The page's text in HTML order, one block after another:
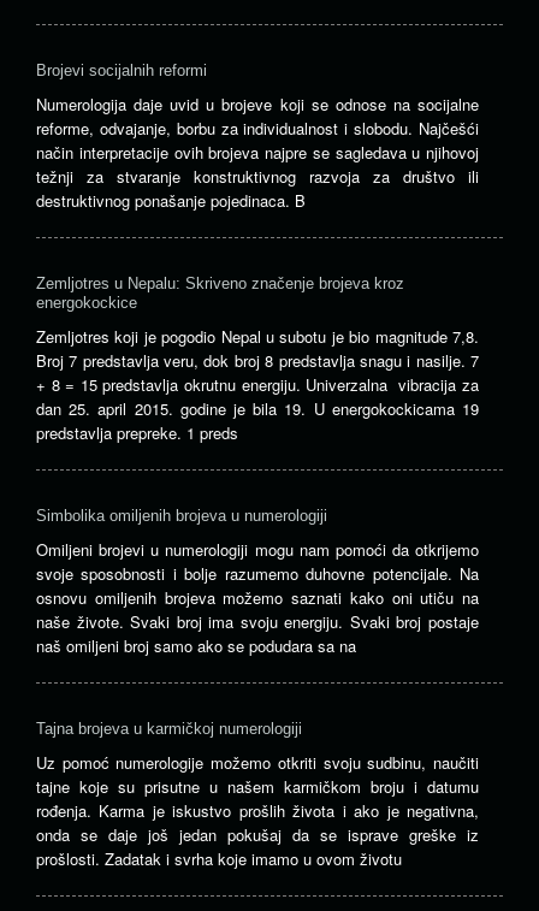
Brojevi socijalnih reformi
Numerologija daje uvid u brojeve koji se odnose na socijalne
reforme, odvajanje, borbu za individualnost i slobodu. Najčešći
način interpretacije ovih brojeva najpre se sagledava u njihovoj
težnji za stvaranje konstruktivnog razvoja za društvo ili
destruktivnog ponašanje pojedinaca. B
Zemljotres u Nepalu: Skriveno značenje brojeva kroz
energokockice
Zemljotres koji je pogodio Nepal u subotu je bio magnitude 7,8.
Broj 7 predstavlja veru, dok broj 8 predstavlja snagu i nasilje. 7
+ 8 = 15 predstavlja okrutnu energiju. Univerzalna vibracija za
dan 25. april 2015. godine je bila 19. U energokockicama 19
predstavlja prepreke. 1 preds
Simbolika omiljenih brojeva u numerologiji
Omiljeni brojevi u numerologiji mogu nam pomoći da otkrijemo
svoje sposobnosti i bolje razumemo duhovne potencijale. Na
osnovu omiljenih brojeva možemo saznati kako oni utiču na
naše živote. Svaki broj ima svoju energiju. Svaki broj postaje
naš omiljeni broj samo ako se podudara sa na
Tajna brojeva u karmičkoj numerologiji
Uz pomoć numerologije možemo otkriti svoju sudbinu, naučiti
tajne koje su prisutne u našem karmičkom broju i datumu
rođenja. Karma je iskustvo prošlih života i ako je negativna,
onda se daje još jedan pokušaj da se isprave greške iz
prošlosti. Zadatak i svrha koje imamo u ovom životu